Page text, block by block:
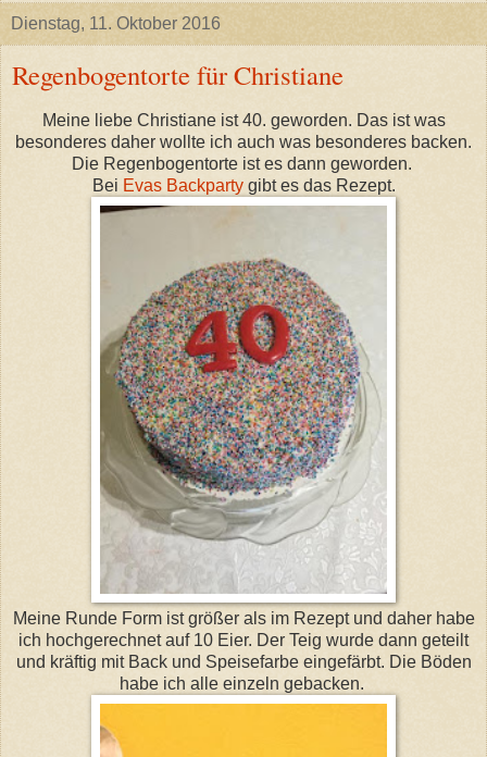
Dienstag, 11. Oktober 2016
Regenbogentorte für Christiane
Meine liebe Christiane ist 40. geworden. Das ist was
besonderes daher wollte ich auch was besonderes backen.
Die Regenbogentorte ist es dann geworden.
Bei Evas Backpartygibt es das Rezept.
Meine Runde Form ist größer als im Rezept und daher habe
ich hochgerechnet auf 10 Eier. Der Teig wurde dann geteilt
und kräftig mit Back und Speisefarbe eingefärbt. Die Böden
habe ich alle einzeln gebacken.